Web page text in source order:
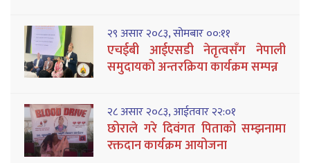
२९ असार २०८३, सोमबार ००:११
एचईबी आईएसडी नेतृत्वसँग नेपाली
समुदायको अन्तरक्रिया कार्यक्रम सम्पन्न
२८ असार २०८३, आईतवार २२:०१
छोराले गरे दिवंगत पिताको सम्झनामा
रक्तदान कार्यक्रम आयोजना